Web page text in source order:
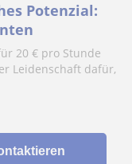
Potenzial:
20 € pro Stunde
Leidenschaft dafür,